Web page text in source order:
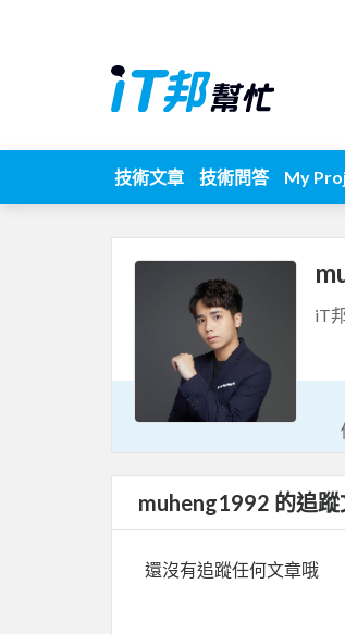
技術文章 技術問答 My
iT
muheng1992 的追
還沒有追蹤任何文章哦